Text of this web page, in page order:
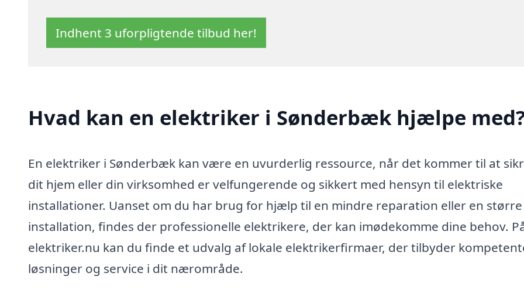
Indhent 3 uforpligtende tilbud her!
Hvad kan en elektriker i Sønderbæk hjælpe
En elektriker i Sønderbæk kan være en uvurderlig ressource, når det kommer til at
dit hjem eller din virksomhed er velfungerende og sikkert med hensyn til elektriske
installationer. Uanset om du har brug for hjælp til en mindre reparation eller en større
installation, findes der professionelle elektrikere, der kan imødekomme dine behov.
elektriker.nu kan du finde et udvalg af lokale elektrikerfirmaer, der tilbyder
løsninger og service i dit nærområde.